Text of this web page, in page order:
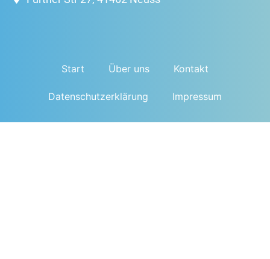
Start Über uns Kontakt
Datenschutzerklärung Impressum